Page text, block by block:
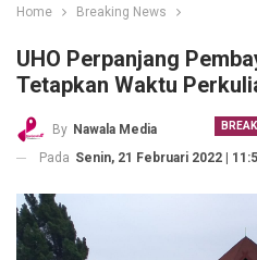
Home Breaking News
UHO Perpanjang
Tetapkan Waktu
By Nawala Media
Pada Senin, 21 Februari 2022 |